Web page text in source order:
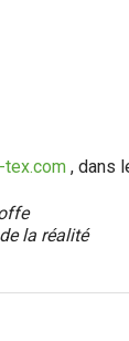
tex.com , dans
de la réalité